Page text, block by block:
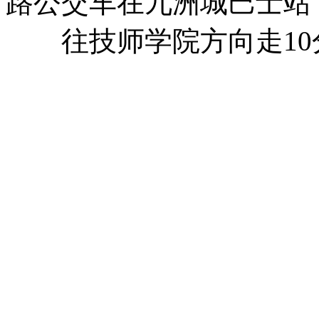
往技师学院方向走10